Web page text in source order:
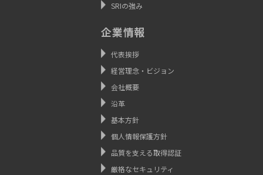
SRIの強み
企業情報
代表挨拶
経営理念・ビジョン
会社概要
沿革
基本方針
個人情報保護方針
品質を支える取得認証
厳格なセキュリティ